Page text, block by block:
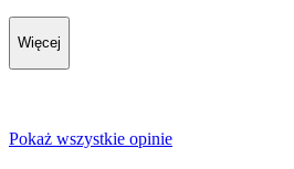
Więcej
Pokaż wszystkie opinie